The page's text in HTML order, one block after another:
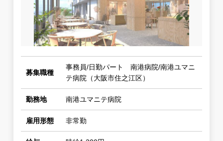
募集職種
事務員/日勤パート 南港病院/南港ユマニ
テ病院（大阪市住之江区）
勤務地 南港ユマニテ病院
雇用形態 非常勤